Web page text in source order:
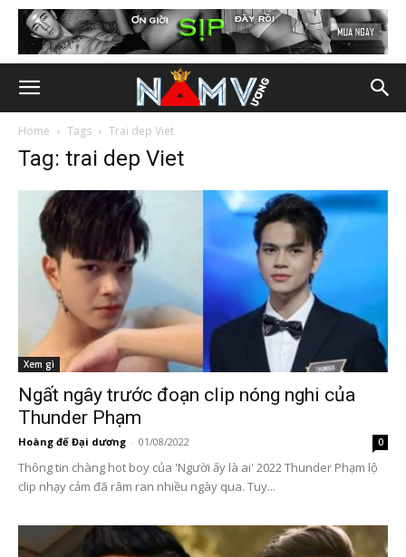
Home Tags Trai dep Viet
Tag: trai dep Viet
Xem gì
Ngất ngây trước đoạn clip nóng nghi của
Thunder Phạm
Hoàng đế Đại dương - 01/08/2022 0
Thông tin chàng hot boy của 'Người ấy là ai' 2022 Thunder Phạm lộ
clip nhạy cảm đã râm ran nhiều ngày qua. Tuy...